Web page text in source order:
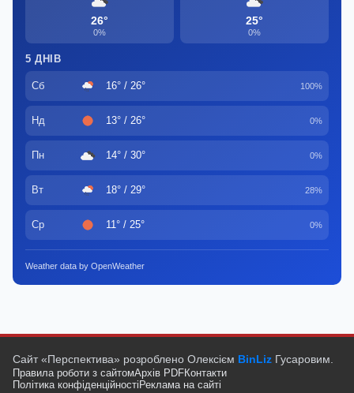
26°
0%
25°
0%
5 ДНІВ
Сб 16° / 26° 100%
Нд 13° / 26° 0%
Пн 14° / 30° 0%
Вт 18° / 29° 28%
Ср 11° / 25° 0%
Weather data by OpenWeather
Сайт «Перспектива» розроблено Олексієм BinLiz Гусаровим.
Правила роботи з сайтомАрхів PDFКонтакти
Політика конфіденційності Реклама на сайті